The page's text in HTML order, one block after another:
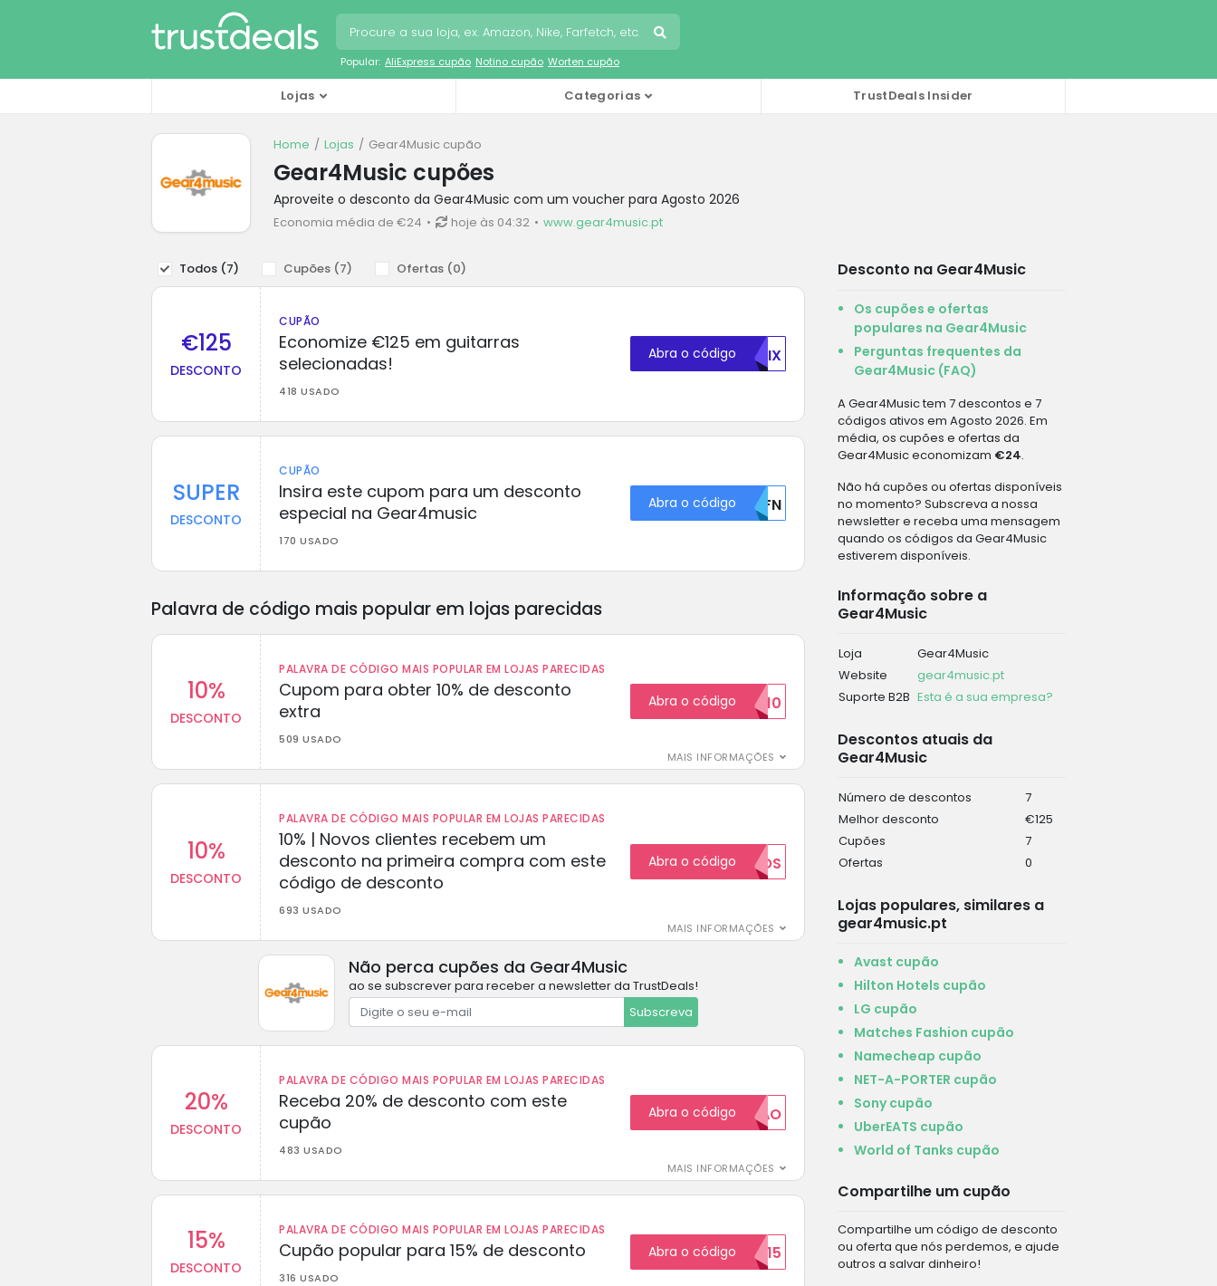
Popular: AliExpress cupão Notino cupão Worten cupão
Lojas Categorias TrustDeals Insider
Home Lojas Gear4Music cupão
Gear4Music cupões
Aproveite o desconto da Gear4Music com um voucher para Agosto 2026
Economia média de €24 hoje às 04:32 www.gear4music.pt
Todos (7) Cupões (7) Ofertas (0)
€125
DESCONTO
CUPÃO
Economize €125 em guitarras
selecionadas!
418 USADO
Abra o código NTIX
SUPER
DESCONTO
CUPÃO
Insira este cupom para um desconto
especial na Gear4music
170 USADO
Abra o código U0FN
Palavra de código mais popular em lojas parecidas
10%
DESCONTO
PALAVRA DE CÓDIGO MAIS POPULAR EM LOJAS PARECIDAS
Cupom para obter 10% de desconto
extra
509 USADO
MAIS INFORMAÇÕES
Abra o códigoBOM10
10%
DESCONTO
PALAVRA DE CÓDIGO MAIS POPULAR EM LOJAS PARECIDAS
10% | Novos clientes recebem um
desconto na primeira compra com este
código de desconto
693 USADO
MAIS INFORMAÇÕES
Abra o códigoNOVOS
Não perca cupões da Gear4Music
ao se subscrever para receber a newsletter da TrustDeals!
Subscreva
20%
DESCONTO
PALAVRA DE CÓDIGO MAIS POPULAR EM LOJAS PARECIDAS
Receba 20% de desconto com este
cupão
483 USADO
MAIS INFORMAÇÕES
Abra o código20CUPAO
15%
DESCONTO
PALAVRA DE CÓDIGO MAIS POPULAR EM LOJAS PARECIDAS
Cupão popular para 15% de desconto
316 USADO
Abra o códigoRECEBER15
Desconto na Gear4Music
Os cupões e ofertas
populares na Gear4Music
Perguntas frequentes da
Gear4Music (FAQ)
A Gear4Music tem 7 descontos e 7
códigos ativos em Agosto 2026. Em
média, os cupões e ofertas da
Gear4Music economizam €24.
Não há cupões ou ofertas disponíveis
no momento? Subscreva a nossa
newsletter e receba uma mensagem
quando os códigos da Gear4Music
estiverem disponíveis.
Informação sobre a
Gear4Music
Loja
Gear4Music
Website
gear4music.pt
Suporte B2B Esta é a sua empresa?
Descontos atuais da
Gear4Music
Número de descontos
7
Melhor desconto
€125
Cupões
7
Ofertas
0
Lojas populares, similares a
gear4music.pt
Avast cupão
Hilton Hotels cupão
LG cupão
Matches Fashion cupão
Namecheap cupão
NET-A-PORTER cupão
Sony cupão
UberEATS cupão
World of Tanks cupão
Compartilhe um cupão
Compartilhe um código de desconto
ou oferta que nós perdemos, e ajude
outros a salvar dinheiro!